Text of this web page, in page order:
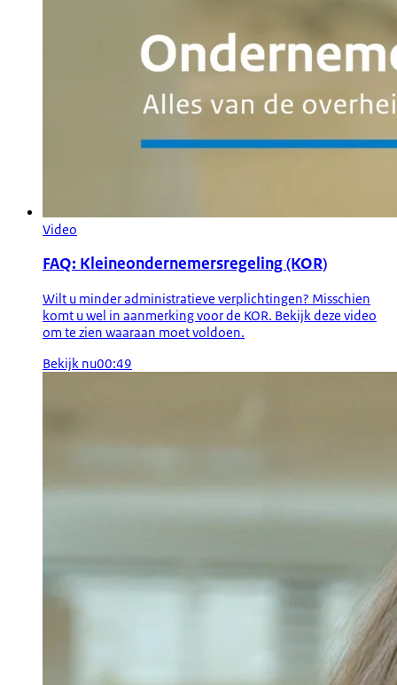
Video
FAQ: Kleineondernemersregeling (KOR)
Wilt u minder administratieve verplichtingen? Misschien
komt u wel in aanmerking voor de KOR. Bekijk deze video
om te zien waaraan moet voldoen.
Bekijk nu00:49